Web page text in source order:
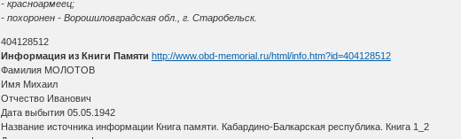
- красноармеец;
- похоронен - Ворошиловградская обл., г. Старобельск.
404128512
Информация из Книги Памяти http://www.obd-memorial.ru/html/info.htm?id=404128512
Фамилия МОЛОТОВ
Имя Михаил
Отчество Иванович
Дата выбытия 05.05.1942
Название источника информации Книга памяти. Кабардино-Балкарская республика. Книга 1_2